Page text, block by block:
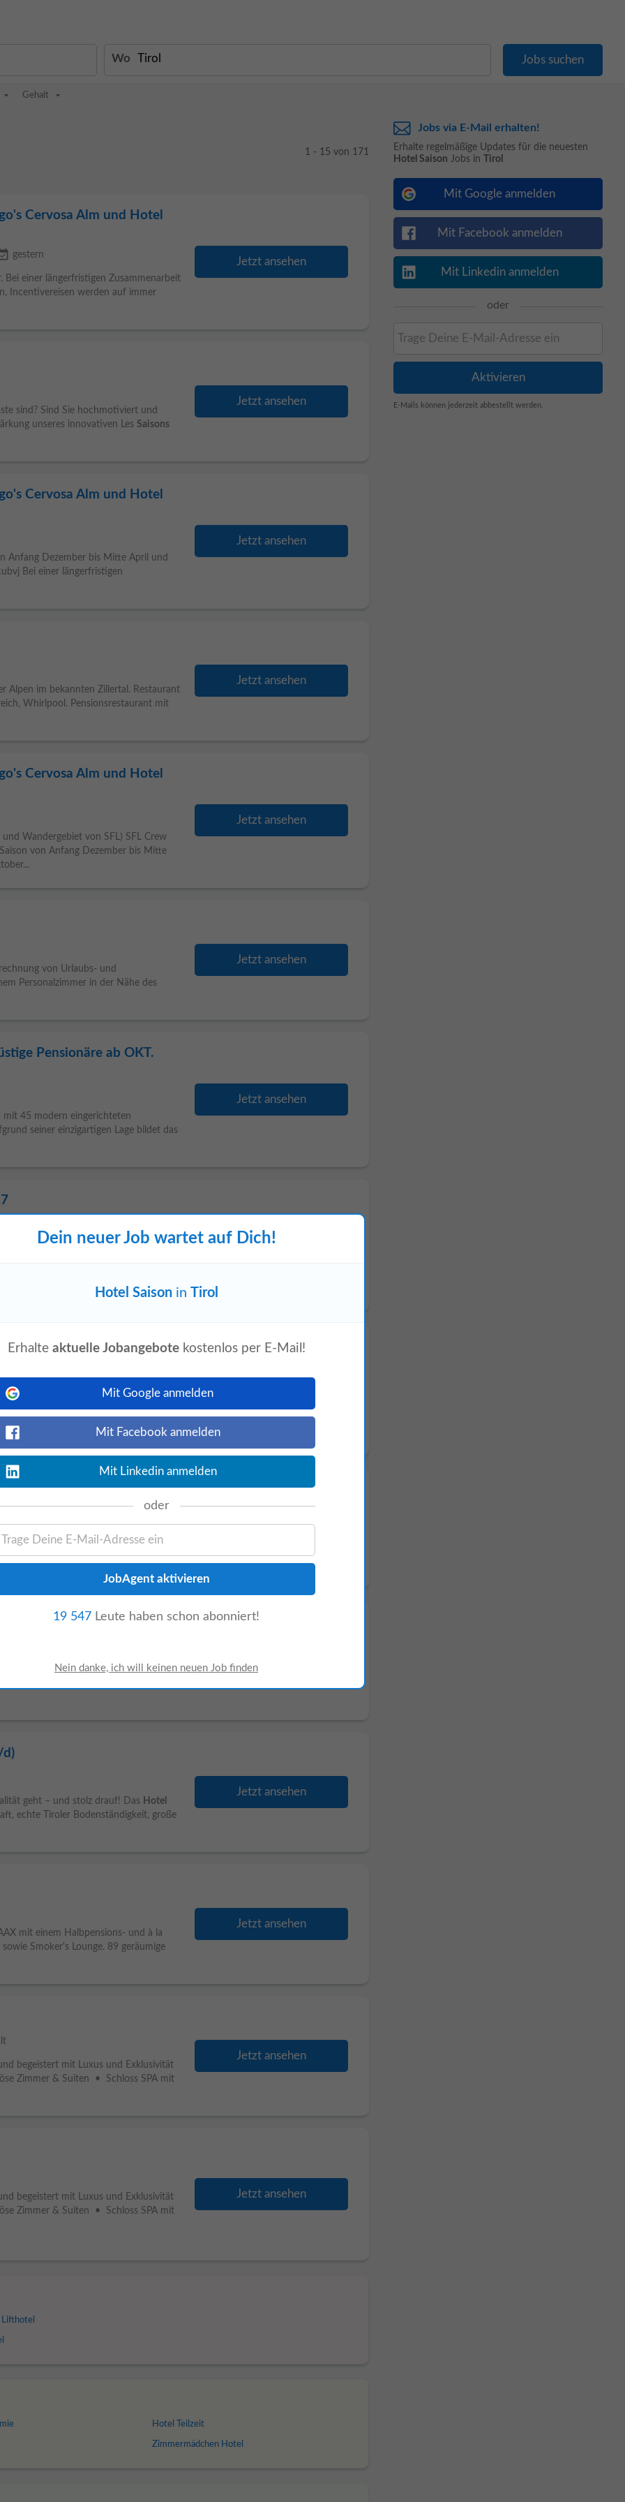
Wo
Gehalt
1 - 15 von 171
Cervosa Alm und Hotel
gestern
einer längerfristigen Zusammenarbeit
Incentivereisen werden auf immer
Jetzt ansehen
sind? Sind Sie hochmotiviert und
unseres innovativen Les Saisons
Jetzt ansehen
Cervosa Alm und Hotel
Anfang Dezember bis Mitte April und
Bei einer längerfristigen
Jetzt ansehen
Alpen im bekannten Zillertal. Restaurant
Whirlpool. Pensionsrestaurant mit
Jetzt ansehen
Cervosa Alm und Hotel
Wandergebiet von SFL) SFL Crew
von Anfang Dezember bis Mitte
Jetzt ansehen
von Urlaubs- und
Personalzimmer in der Nähe des
Jetzt ansehen
Pensionäre ab OKT.
mit 45 modern eingerichteten
seiner einzigartigen Lage bildet das
Jetzt ansehen
und Herzlichkeit gelebt
Jetzt ansehen
und Offenheit trägst Du im
für die
Anstellungsart: Vollzeit Aufgaben
bereit sind, sich weiter zu
Jetzt ansehen
am Bahnhof Thalwil und nahe dem
tagen und übernachten. Moderne
d)
geht – und stolz drauf! Das Hotel
echte Tiroler Bodenständigkeit, große
Jetzt ansehen
mit einem Halbpensions- und à la
Smoker's Lounge. 89 geräumige
Jetzt ansehen
begeistert mit Luxus und Exklusivität
Zimmer & Suiten • Schloss SPA mit
Jetzt ansehen
begeistert mit Luxus und Exklusivität
Zimmer & Suiten • Schloss SPA mit
Jetzt ansehen
Lifthotel
Hotel Teilzeit
Zimmermädchen Hotel
Jobs via E-Mail erhalten!
Erhalte regelmäßige Updates für die neuesten
Hotel Saison Jobs in Tirol
Mit Google anmelden
Mit Facebook anmelden
Mit Linkedin anmelden
oder
E-Mails können jederzeit abbestellt werden.
Dein neuer Job wartet auf Dich!
Hotel Saisonin Tirol
Erhalte aktuelle Jobangebotekostenlos per E-Mail!
Mit Google anmelden
Mit Facebook anmelden
Mit Linkedin anmelden
oder
19 547 Leute haben schon abonniert!